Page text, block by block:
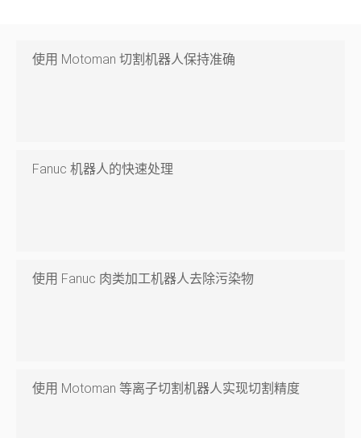
使用 Motoman 切割机器人保持准确
Fanuc 机器人的快速处理
使用 Fanuc 肉类加工机器人去除污染物
使用 Motoman 等离子切割机器人实现切割精度